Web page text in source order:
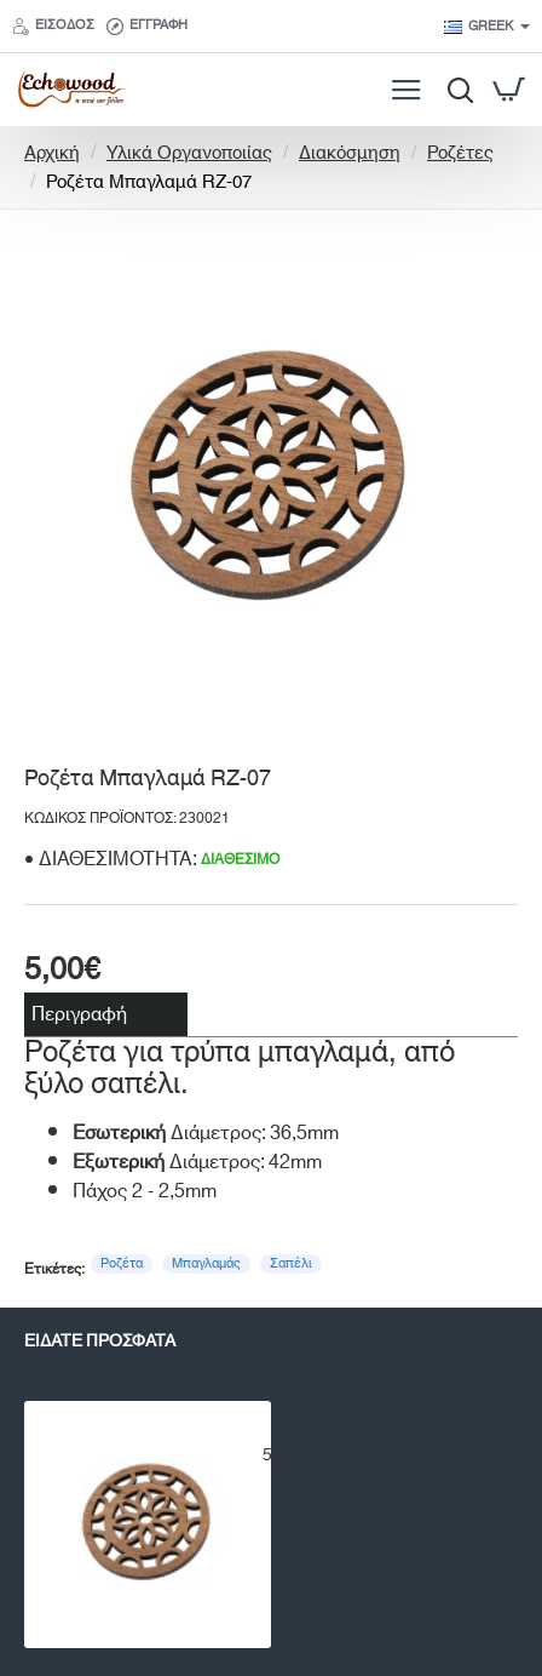
ΕΊΣΟΔΟΣ ΕΓΓΡΑΦΉ GREEK
Αρχική
o
Υλικά Οργανοποιίας Διακόσμηση
Ροζέτες
Ροζέτα Μπαγλαμά RZ-07
Ροζέτα Μπαγλαμά RZ-07
ΚΩΔΙΚΌΣ ΠΡΟΪΌΝΤΟΣ: 230021
ΔΙΑΘΕΣΙΜΌΤΗΤΑ:ΔΙΑΘΈΣΙΜΟ
5,00€
Περιγραφή
Ροζέτα για τρύπα μπαγλαμά, από
ξύλο σαπέλι.
ΕσωτερικήΔιάμετρος: 36,5mm
ΕξωτερικήΔιάμετρος: 42mm
Πάχος 2 - 2,5mm
Ετικέτες: Ροζέτα Μπαγλαμάς Σαπέλι
ΕΊΔΑΤΕ ΠΡΌΣΦΑΤΑ
5,00€